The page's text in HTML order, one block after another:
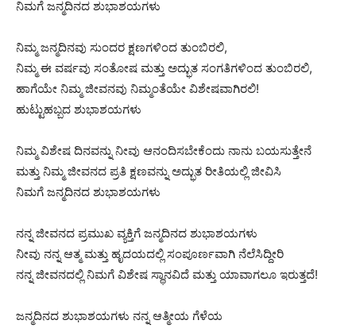
ನಿಮಗೆ ಜನ್ಮದಿನದ ಶುಭಾಶಯಗಳು
ನಿಮ್ಮ ಜನ್ಮದಿನವು ಸುಂದರ ಕ್ಷಣಗಳಿಂದ ತುಂಬಿರಲಿ,
ನಿಮ್ಮ ಈ ವರ್ಷವು ಸಂತೋಷ ಮತ್ತು ಅದ್ಭುತ ಸಂಗತಿಗಳಿಂದ ತುಂಬಿರಲಿ,
ಹಾಗೆಯೇ ನಿಮ್ಮ ಜೀವನವು ನಿಮ್ಮಂತೆಯೇ ವಿಶೇಷವಾಗಿರಲಿ!
ಹುಟ್ಟುಹಬ್ಬದ ಶುಭಾಶಯಗಳು
ನಿಮ್ಮ ವಿಶೇಷ ದಿನವನ್ನು ನೀವು ಆನಂದಿಸಬೇಕೆಂದು ನಾನು ಬಯಸುತ್ತೇನೆ
ಮತ್ತು ನಿಮ್ಮ ಜೀವನದ ಪ್ರತಿ ಕ್ಷಣವನ್ನು ಅದ್ಭುತ ರೀತಿಯಲ್ಲಿ ಜೀವಿಸಿ
ನಿಮಗೆ ಜನ್ಮದಿನದ ಶುಭಾಶಯಗಳು
ನನ್ನ ಜೀವನದ ಪ್ರಮುಖ ವ್ಯಕ್ತಿಗೆ ಜನ್ಮದಿನದ ಶುಭಾಶಯಗಳು
ನೀವು ನನ್ನ ಆತ್ಮ ಮತ್ತು ಹೃದಯದಲ್ಲಿ ಸಂಪೂರ್ಣವಾಗಿ ನೆಲೆಸಿದ್ದೀರಿ
ನನ್ನ ಜೀವನದಲ್ಲಿ ನಿಮಗೆ ವಿಶೇಷ ಸ್ಥಾನವಿದೆ ಮತ್ತು ಯಾವಾಗಲೂ ಇರುತ್ತದೆ!
ಜನ್ಮದಿನದ ಶುಭಾಶಯಗಳು ನನ್ನ ಆತ್ಮೀಯ ಗೆಳೆಯ